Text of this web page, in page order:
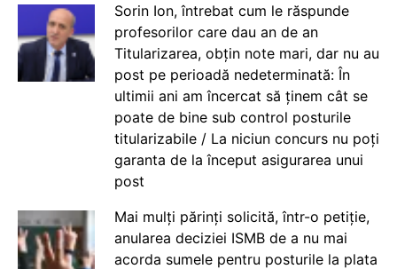
Sorin Ion, întrebat cum le răspunde
profesorilor care dau an de an
Titularizarea, obțin note mari, dar nu au
post pe perioadă nedeterminată: În
ultimii ani am încercat să ținem cât se
poate de bine sub control posturile
titularizabile / La niciun concurs nu poți
garanta de la început asigurarea unui
post
Mai mulți părinți solicită, într-o petiție,
anularea deciziei ISMB de a nu mai
acorda sumele pentru posturile la plata